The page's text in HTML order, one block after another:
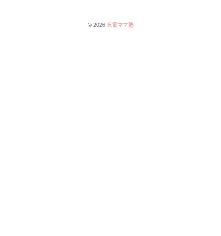
© 2026 充電ママ塾